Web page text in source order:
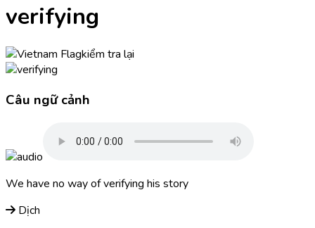
verifying
kiểm tra lại
Câu ngữ cảnh
We have no way ofverifying his story
Dịch